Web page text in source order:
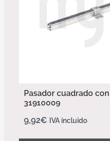
Pasador cuadrado
31910009
9,92€ IVA incluido